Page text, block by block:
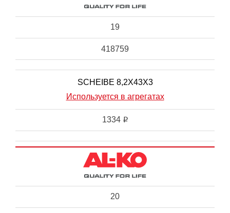
19
418759
SCHEIBE 8,2X43X3
Используется в агрегатах
1334 i
20